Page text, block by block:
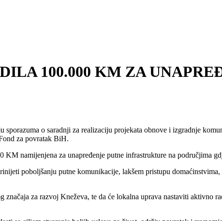
100.000 KM ZA
o saradnji za realizaciju projekata obnove i izgradnje
za povratak BiH.
namijenjena za unapređenje putne infrastrukture na područjima
poboljšanju putne komunikacije, lakšem pristupu
za razvoj Kneževa, te da će lokalna uprava nastaviti aktivno